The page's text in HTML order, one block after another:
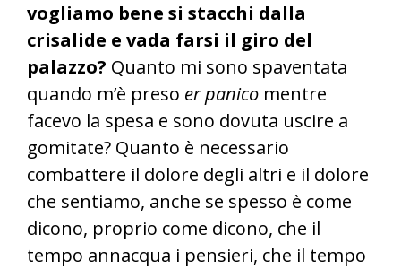
vogliamo bene si stacchi dalla
crisalide e vada farsi il giro del
palazzo? Quanto mi sono spaventata
quando m’è preso er panico mentre
facevo la spesa e sono dovuta uscire a
gomitate? Quanto è necessario
combattere il dolore degli altri e il dolore
che sentiamo, anche se spesso è come
dicono, proprio come dicono, che il
tempo annacqua i pensieri, che il tempo